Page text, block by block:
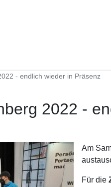
- endlich wieder in Präsenz
2022 -
Am
Für die